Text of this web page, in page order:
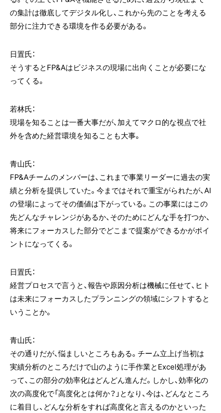
の集計は徹底してデジタル化し、これから先のことを考える
部分に注力できる環境を作る必要がある。
日置氏：
そうするとFP&Aはビジネスの現場に出向くことが必要にな
ってくる。
若林氏：
現場を知ることは一番大事だが、加えてマクロ的な視点で社
外を含めた経営環境を知ることも大事。
青山氏：
FP&Aチームのメンバーは、これまで事業リーダーに過去の実
績と分析を提供していた。今まではそれで重宝がられたが、AI
の登場によってその価値は下がっている。この事業にはこの
先どんなチャレンジがあるか、そのためにどんな手を打つか、
将来にフォーカスした部分でどこまで提案ができるかがポイ
ントになってくる。
日置氏：
経営プロセスで言うと、報告や原因分析は機械に任せて、ヒト
は未来にフォーカスしたプランニングの領域にシフトすると
いうことか。
青山氏：
その通りだが、悩ましいところもある。チーム立上げ当初は
実績分析のところだけで山のように手作業とExcel処理があ
って、この部分の効率化はどんどん進んだ。しかし、効率化の
次の高度化で「高度化とは何か？」となり、今は、どんなところ
に着目し、どんな分析をすれば高度化と言えるのかといった